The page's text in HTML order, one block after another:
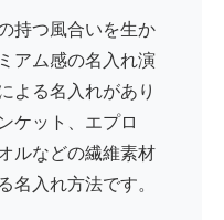
持つ風合いを生か
アム感の名入れ演
よる名入れがあり
ケット、エプロ
ルなどの繊維素材
名入れ方法です。